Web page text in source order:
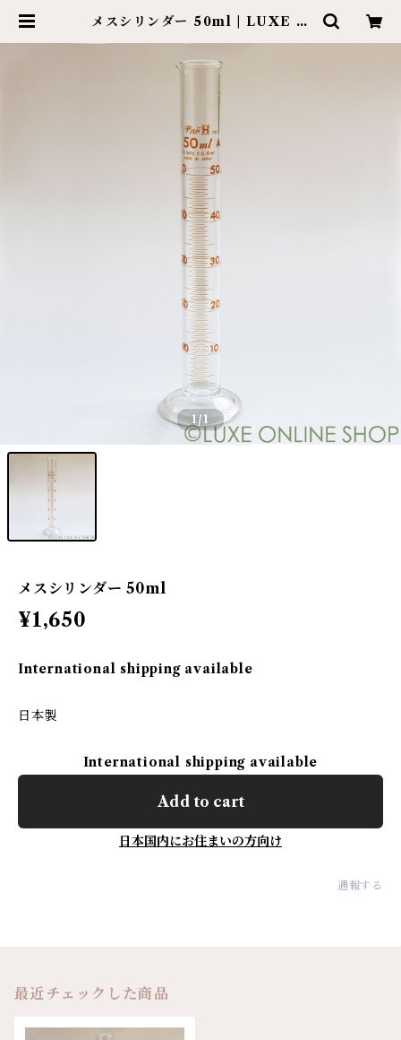
メスシリンダー 50ml | LUXE O
1/1
メスシリンダー 50ml
¥1,650
International shipping available
日本製
International shipping available
Add to cart
日本国内にお住まいの方向け
通報する
最近チェックした商品